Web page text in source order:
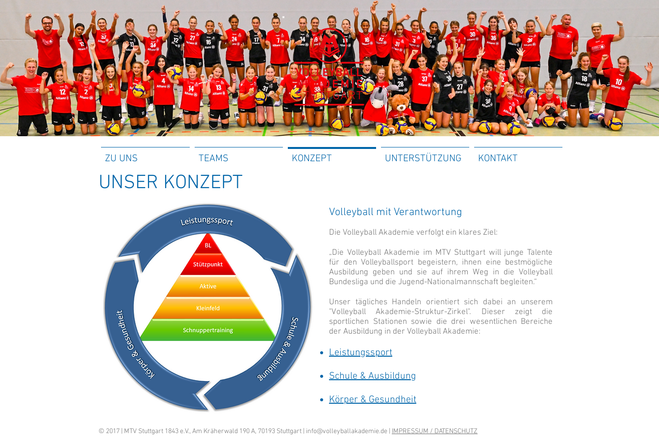
ZU UNS TEAMS KONZEPT UNTERSTÜTZUNG KONTAKT
UNSER KONZEPT
Volleyball mit Verantwortung
Die Volleyball Akademie verfolgt ein klares Ziel:
„Die Volleyball Akademie im MTV Stuttgart will junge Talente
für den Volleyballsport begeistern, ihnen eine bestmögliche
Ausbildung geben und sie auf ihrem Weg in die Volleyball
Bundesliga und die Jugend-Nationalmannschaft begleiten.“
Unser tägliches Handeln orientiert sich dabei an unserem
"Volleyball Akademie-Struktur-Zirkel". Dieser zeigt die
sportlichen Stationen sowie die drei wesentlichen Bereiche
der Ausbildung in der Volleyball Akademie:
Leistungssport
Schule & Ausbildung
Körper & Gesundheit
© 2017 | MTV Stuttgart 1843 e.V., Am Kräherwald 190 A, 70193 Stuttgart | info@volleyballakademie.de IMPRESSUM / DATENSCHUTZ